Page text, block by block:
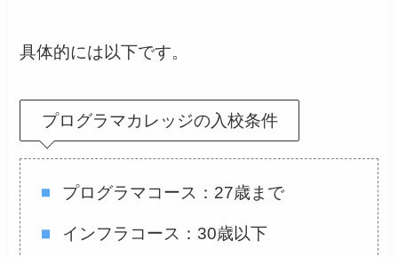
具体的には以下です。
プログラマカレッジの入校条件
プログラマコース：27歳まで
インフラコース：30歳以下